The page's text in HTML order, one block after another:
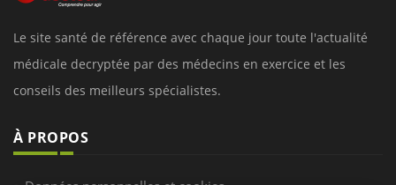
Le site santé de référence avec chaque jour toute l'actualité
médicale decryptée par des médecins en exercice et les
conseils des meilleurs spécialistes.
À PROPOS